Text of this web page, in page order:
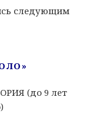
следующим
(до 9 лет